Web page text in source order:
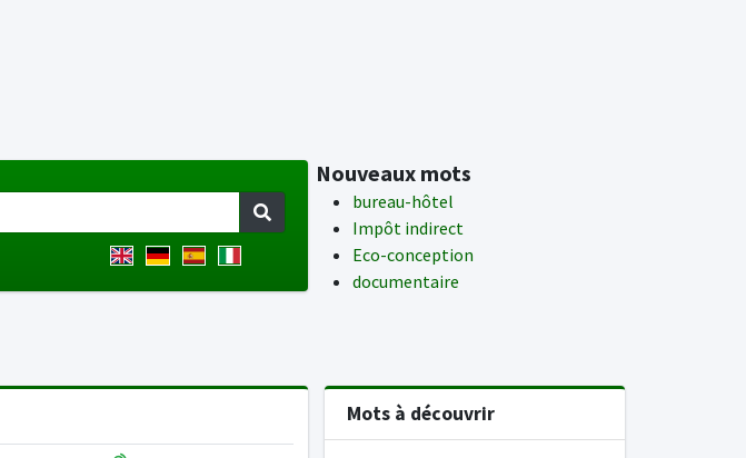
Nouveaux mots
bureau-hôtel
Impôt indirect
Eco-conception
documentaire
Mots à découvrir